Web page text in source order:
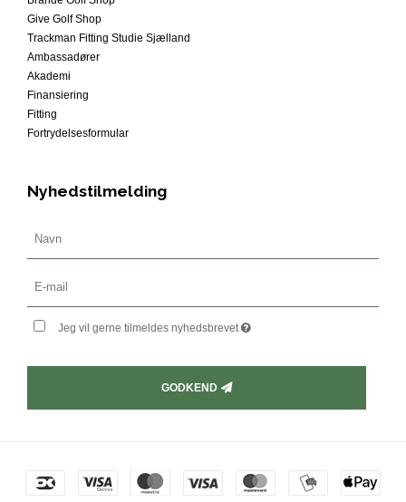
Give Golf Shop
Trackman Fitting Studie Sjælland
Ambassadører
Akademi
Finansiering
Fitting
Fortrydelsesformular
Nyhedstilmelding
Jeg vil gerne tilmeldes nyhedsbrevet
GODKEND